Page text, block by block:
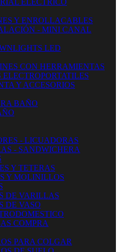
ELECTRICO
Y ENROLLACABLES
- MINI CANAL
LED
CON HERRAMIENTAS
Y ACCESORIOS
BAÑO
- LICUADORAS
- SANDWICHERA
Y TETERAS
Y MOLINILLOS
DE VARILLAS
DE VASO
COMPRA
PARA COLGAR